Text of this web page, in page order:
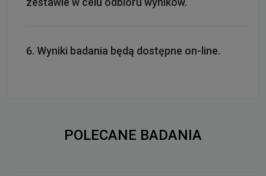
Wyniki badania będą dostępne on-line.
POLECANE BADANIA